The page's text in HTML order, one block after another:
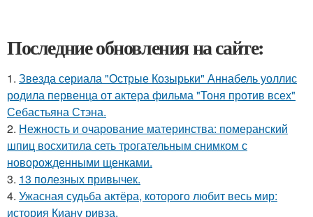
Последние обновления на сайте:
1. Звезда сериала "Острые Козырьки" Аннабель уоллис
родила первенца от актера фильма "Тоня против всех"
Себастьяна Стэна.
2. Нежность и очарование материнства: померанский
шпиц восхитила сеть трогательным снимком с
новорожденными щенками.
3. 13 полезных привычек.
4. Ужасная судьба актёра, которого любит весь мир:
история Киану ривза.